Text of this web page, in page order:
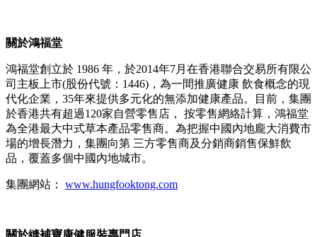
關於鴻福堂
鴻福堂創立於 1986 年，於2014年7月在香港聯合交易所有限公
司主板上市(股份代號：1446)，為一間推廣健康 飲食概念的現
代化企業，35年來提供多元化的無添加健康產品。目前，集團
於香港共有超過120家自營零售店， 按零售網絡計算，鴻福堂
為全港最大中式草本產品零售商。為把握中國內地龐大消費市
場的增長潛力，集團向第 三方零售商及分銷商銷售保鮮飲
品，覆蓋多個中國內地城市。
集團網站： www.hungfooktong.com
關於縫補寶康健服裝專門店